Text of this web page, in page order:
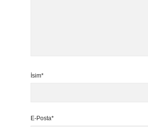
İsim*
E-Posta*